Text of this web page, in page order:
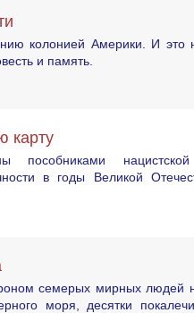
колонией Америки. И это
и память.
карту
пособниками
в годы Великой
семерых мирных людей
моря, десятки